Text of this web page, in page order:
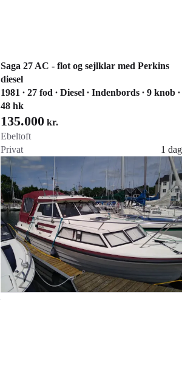
Saga 27 AC - flot og sejlklar med Perkins
diesel
1981 ∙ 27 fod ∙ Diesel ∙ Indenbords ∙ 9 knob ∙
48 hk
135.000 kr.
Ebeltoft
Privat
1 dag
Føj til favoritter
Gå til annoncen